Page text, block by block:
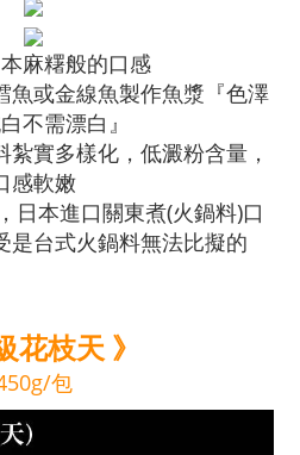
麻糬般的口感
或金線魚製作魚漿『色澤
不需漂白』
實多樣化，低澱粉含量，
感軟嫩
本進口關東煮(火鍋料)口
是台式火鍋料無法比擬的
花枝天 》
包